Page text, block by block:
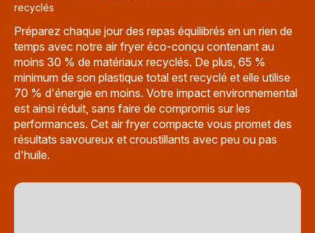
recyclés
Préparez chaque jour des repas équilibrés en un rien de
temps avec notre air fryer éco-conçu contenant au
moins 30 % de matériaux recyclés. De plus, 65 %
minimum de son plastique total est recyclé et elle utilise
70 % d'énergie en moins. Votre impact environnemental
est ainsi réduit, sans faire de compromis sur les
performances. Cet air fryer compacte vous promet des
résultats savoureux et croustillants avec peu ou pas
d'huile.